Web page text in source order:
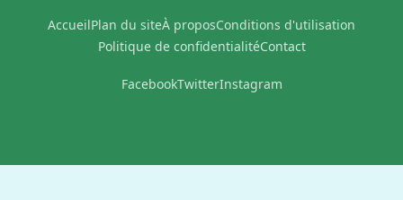
AccueilPlan du siteÀ proposConditions d'utilisation
Politique de confidentialitéContact
FacebookTwitterInstagram